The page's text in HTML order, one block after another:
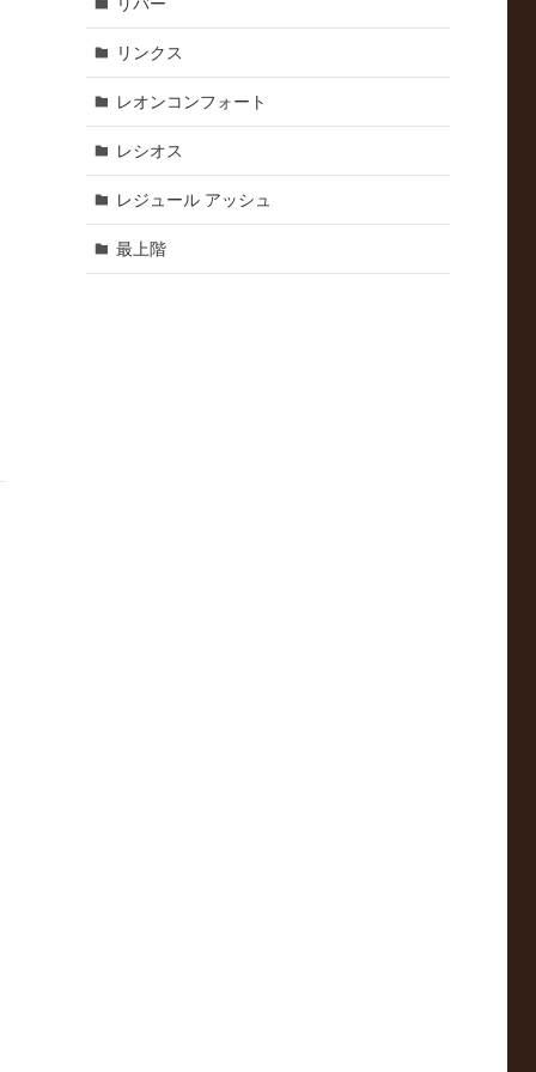
リバー
リンクス
レオンコンフォート
レシオス
レジュール アッシュ
最上階